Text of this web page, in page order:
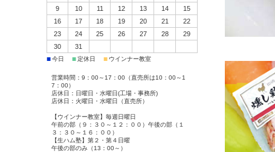
9
10 11 12 13 14
15
16
17 18 19 20 21
22
23
24 25 26 27 28
29
30
31
■今日 ■定休日 ■ ウインナー教室
営業時間：9：00～17：00（直売所は10：00～1
7：00）
店休日：日曜日・水曜日(工場・事務所)
店休日：火曜日・水曜日（直売所）
【ウインナー教室】毎週日曜日
午前の部（９：３０～１２：００）午後の部（１
３：３０～１６：００）
【生ハム塾】第２・第４日曜
午後の部のみ（13：00～）